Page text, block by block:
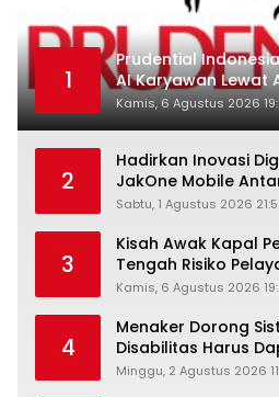
1
Prudential
AI Karyawan Lewat
Kamis, 6 Agustus 2026
2
Hadirkan Inovasi
JakOne Mobile
Raih Digital
Sabtu, 1 Agustus 2026
3
Kisah Awak Kapal
Tengah Risiko
Kamis, 6 Agustus 2026
4
Menaker Dorong
Disabilitas Harus
Setara
Minggu, 2 Agustus 2026